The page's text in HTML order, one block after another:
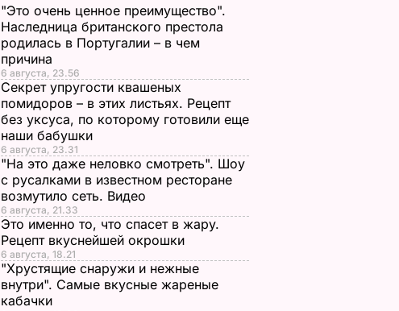
"Это очень ценное преимущество".
Наследница британского престола
родилась в Португалии – в чем
причина
6 августа, 23.56
Секрет упругости квашеных
помидоров – в этих листьях. Рецепт
без уксуса, по которому готовили еще
наши бабушки
6 августа, 23.31
"На это даже неловко смотреть". Шоу
с русалками в известном ресторане
возмутило сеть. Видео
6 августа, 21.33
Это именно то, что спасет в жару.
Рецепт вкуснейшей окрошки
6 августа, 18.21
"Хрустящие снаружи и нежные
внутри". Самые вкусные жареные
кабачки